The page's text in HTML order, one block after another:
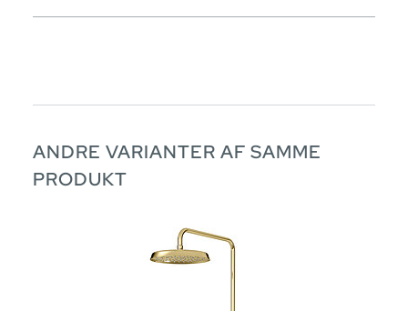
ANDRE VARIANTER AF SAMME
PRODUKT